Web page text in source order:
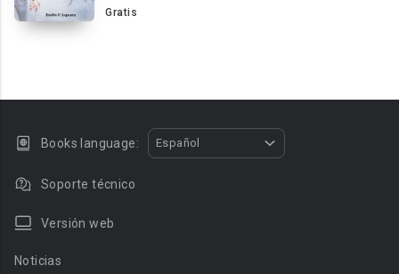
Gratis
Books language: Español
Soporte técnico
Versión web
Noticias